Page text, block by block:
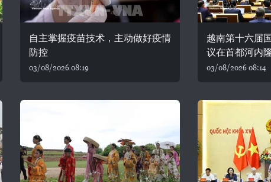
自主掌握疫苗技术，主动做好疫情
防控
03/08/2026 08:19
越南第十六届
议在首都河内
03/08/2026 08:14